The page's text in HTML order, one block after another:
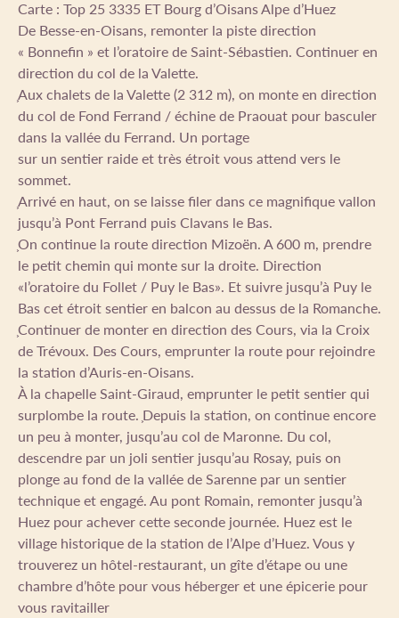
Carte : Top 25 3335 ET Bourg d’Oisans Alpe d’Huez
De Besse-en-Oisans, remonter la piste direction
« Bonnefin » et l’oratoire de Saint-Sébastien. Continuer en
direction du col de la Valette.
͕Aux chalets de la Valette (2 312 m), on monte en direction
du col de Fond Ferrand / échine de Praouat pour basculer
dans la vallée du Ferrand. Un portage
sur un sentier raide et très étroit vous attend vers le
sommet.
͕Arrivé en haut, on se laisse filer dans ce magnifique vallon
jusqu’à Pont Ferrand puis Clavans le Bas.
͕On continue la route direction Mizoën. A 600 m, prendre
le petit chemin qui monte sur la droite. Direction
«l’oratoire du Follet / Puy le Bas». Et suivre jusqu’à Puy le
Bas cet étroit sentier en balcon au dessus de la Romanche.
͕Continuer de monter en direction des Cours, via la Croix
de Trévoux. Des Cours, emprunter la route pour rejoindre
la station d’Auris-en-Oisans.
À la chapelle Saint-Giraud, emprunter le petit sentier qui
surplombe la route. ͕Depuis la station, on continue encore
un peu à monter, jusqu’au col de Maronne. Du col,
descendre par un joli sentier jusqu’au Rosay, puis on
plonge au fond de la vallée de Sarenne par un sentier
technique et engagé. Au pont Romain, remonter jusqu’à
Huez pour achever cette seconde journée. Huez est le
village historique de la station de l’Alpe d’Huez. Vous y
trouverez un hôtel-restaurant, un gîte d’étape ou une
chambre d’hôte pour vous héberger et une épicerie pour
vous ravitailler